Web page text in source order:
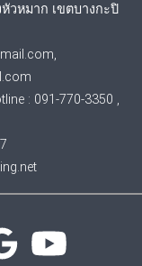
วหมาก เขตบางกะปิ
: 091-770-3350 ,